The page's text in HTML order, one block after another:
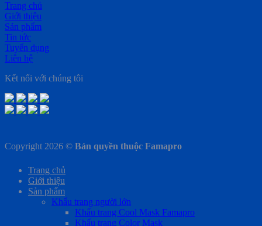
Trang chủ
Giới thiệu
Sản phẩm
Tin tức
Tuyển dụng
Liên hệ
Kết nối với chúng tôi
Copyright 2026 © Bản quyền thuộc Famapro
Trang chủ
Giới thiệu
Sản phẩm
Khẩu trang người lớn
Khẩu trang Cool Mask Famapro
Khẩu trang Color Mask